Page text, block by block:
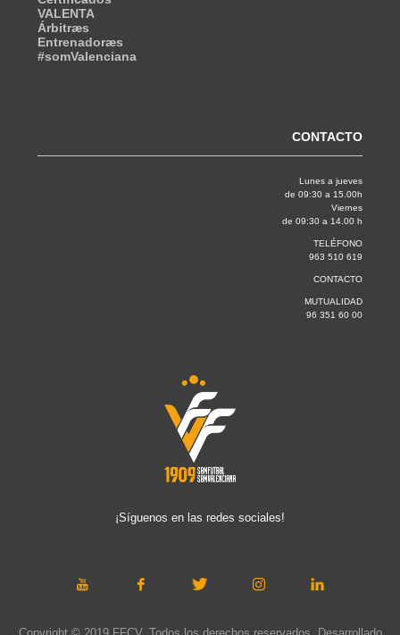
VALENTA
Árbitræs
Entrenadoræs
#somValenciana
CONTACTO
Lunes a jueves
de 09:30 a 15.00h
Viernes
de 09:30 a 14.00 h
TELÉFONO
963 510 619
CONTACTO
MUTUALIDAD
96 351 60 00
¡Síguenos en las redes sociales!
Copyright © 2019 FFCV. Todos los derechos reservados. Desarrollado